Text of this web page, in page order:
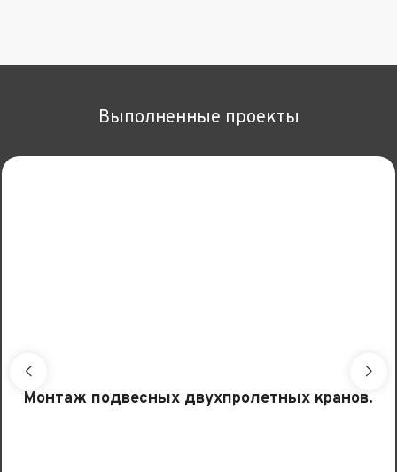
Выполненные проекты
Монтаж подвесных двухпролетных кранов.